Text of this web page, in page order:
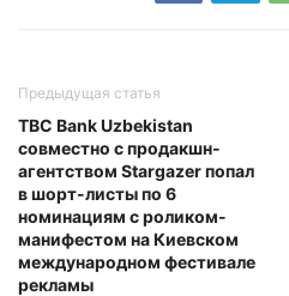
Предыдущая статья
TBC Bank Uzbekistan
совместно с продакшн-
агентством Stargazer попал
в шорт-листы по 6
номинациям с роликом-
манифестом на Киевском
международном фестивале
рекламы